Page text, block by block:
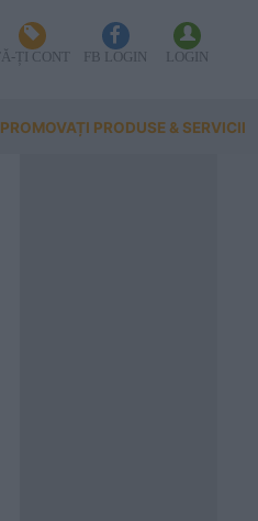
FĂ-ȚI CONT FB LOGIN LOGIN
PROMOVAȚI PRODUSE & SERVICII